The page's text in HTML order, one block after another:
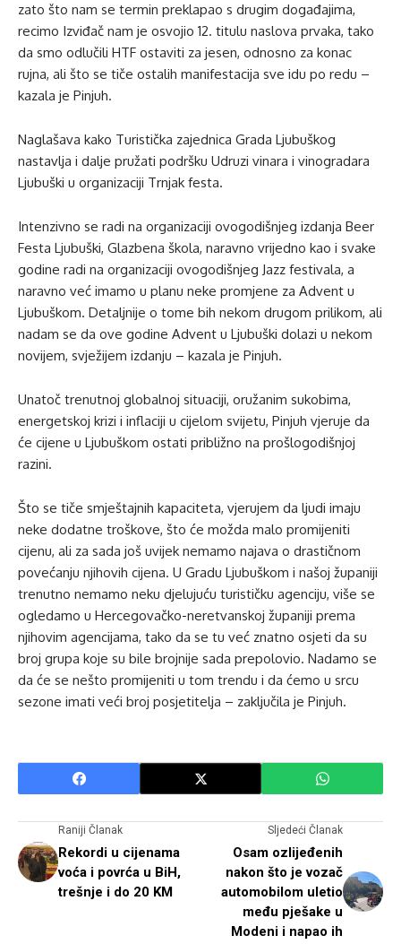
zato što nam se termin preklapao s drugim događajima,
recimo Izviđač nam je osvojio 12. titulu naslova prvaka, tako
da smo odlučili HTF ostaviti za jesen, odnosno za konac
rujna, ali što se tiče ostalih manifestacija sve idu po redu –
kazala je Pinjuh.
Naglašava kako Turistička zajednica Grada Ljubuškog
nastavlja i dalje pružati podršku Udruzi vinara i vinogradara
Ljubuški u organizaciji Trnjak festa.
Intenzivno se radi na organizaciji ovogodišnjeg izdanja Beer
Festa Ljubuški, Glazbena škola, naravno vrijedno kao i svake
godine radi na organizaciji ovogodišnjeg Jazz festivala, a
naravno već imamo u planu neke promjene za Advent u
Ljubuškom. Detaljnije o tome bih nekom drugom prilikom, ali
nadam se da ove godine Advent u Ljubuški dolazi u nekom
novijem, svježijem izdanju – kazala je Pinjuh.
Unatoč trenutnoj globalnoj situaciji, oružanim sukobima,
energetskoj krizi i inflaciji u cijelom svijetu, Pinjuh vjeruje da
će cijene u Ljubuškom ostati približno na prošlogodišnjoj
razini.
Što se tiče smještajnih kapaciteta, vjerujem da ljudi imaju
neke dodatne troškove, što će možda malo promijeniti
cijenu, ali za sada još uvijek nemamo najava o drastičnom
povećanju njihovih cijena. U Gradu Ljubuškom i našoj županiji
trenutno nemamo neku djelujuću turističku agenciju, više se
ogledamo u Hercegovačko-neretvanskoj županiji prema
njihovim agencijama, tako da se tu već znatno osjeti da su
broj grupa koje su bile brojnije sada prepolovio. Nadamo se
da će se nešto promijeniti u tom trendu i da ćemo u srcu
sezone imati veći broj posjetitelja – zaključila je Pinjuh.
Raniji Članak
Rekordi u cijenama
voća i povrća u BiH,
trešnje i do 20 KM
Sljedeći Članak
Osam ozlijeđenih
nakon što je vozač
automobilom uletio
među pješake u
Modeni i napao ih